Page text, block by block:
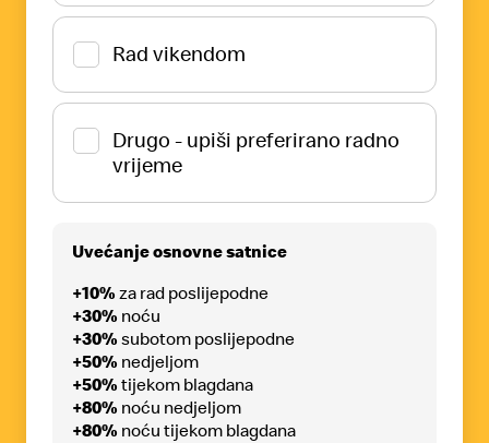
Rad vikendom
Drugo - upiši preferirano radno
vrijeme
Uvećanje osnovne satnice
+10% za rad poslijepodne
+30% noću
+30% subotom poslijepodne
+50% nedjeljom
+50% tijekom blagdana
+80% noću nedjeljom
+80% noću tijekom blagdana